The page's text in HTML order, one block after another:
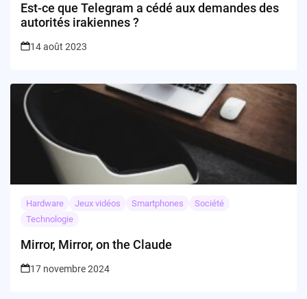
Est-ce que Telegram a cédé aux demandes des
autorités irakiennes ?
14 août 2023
Hardware Jeux vidéos Smartphones
Société
Technologie
Mirror, Mirror, on the Claude
17 novembre 2024